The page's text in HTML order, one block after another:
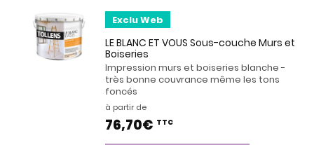
Exclu Web
LE BLANC ET VOUS Sous-couche Murs et
Boiseries
Impression murs et boiseries blanche -
très bonne couvrance même les tons
foncés
à partir de
76,70€ TTC